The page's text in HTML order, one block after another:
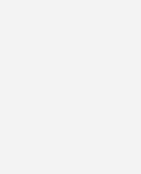
Wood arbeitet mit
zu
in den Raum
alle, die eine
ein Kit mit
Flamme wird durch
aus Alutech®
dass sie einfach
Brennraum in